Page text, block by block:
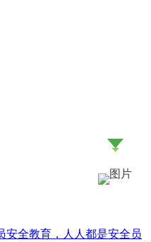
安全教育，人人都是安全员